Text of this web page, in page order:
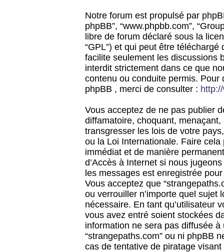
Notre forum est propulsé par
phpBB”, “www.phpbb.com”,
libre de forum déclaré sous la
“GPL”) et qui peut être téléchargé
facilite seulement les discussions
interdit strictement dans ce que
contenu ou conduite permis.
phpBB , merci de consulter :
Vous acceptez de ne pas publier
diffamatoire, choquant,
transgresser les lois de votre
ou la Loi Internationale. Faire
immédiat et de manière
d’Accès à Internet si nous
les messages est enregistrée
Vous acceptez que
ou verrouiller n’importe quel sujet
nécessaire. En tant qu’utilisateur
vous avez entré soient stockées
information ne sera pas diffusée
“strangepaths.com” ou ni phpBB
cas de tentative de piratage